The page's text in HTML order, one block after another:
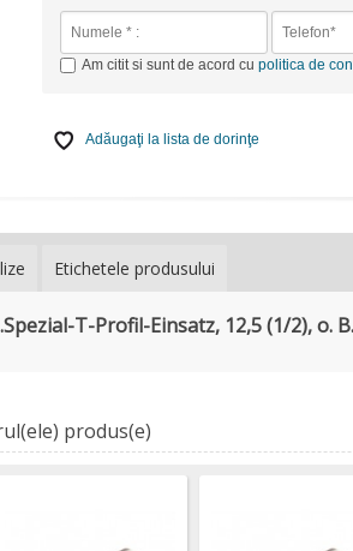
Am citit si sunt de acord cupolitica de
Adăugaţi la lista de dorinţe
Etichetele produsului
Spezial-T-Profil-Einsatz, 12,5 (1/2), o.
produs(e)